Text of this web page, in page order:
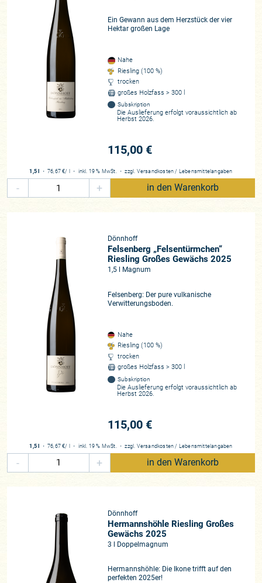
Ein Gewann aus dem Herzstück der vier
Hektar großen Lage
Nahe
Riesling (100 %)
trocken
großes Holzfass > 300 l
Subskription
Die Auslieferung erfolgt voraussichtlich ab
Herbst 2026.
115,00 €
1,5 l ・ 76,67 €/ l ・ inkl. 19 % MwSt.・zzgl. Versandkosten / Lebensmittelangaben
- + in den Warenkorb
Dönnhoff
Felsenberg „Felsentürmchen“
Riesling Großes Gewächs 2025
1,5 l Magnum
Felsenberg: Der pure vulkanische
Verwitterungsboden.
Nahe
Riesling (100 %)
trocken
großes Holzfass > 300 l
Subskription
Die Auslieferung erfolgt voraussichtlich ab
Herbst 2026.
115,00 €
1,5 l ・ 76,67 €/ l ・ inkl. 19 % MwSt. ・zzgl. Versandkosten / Lebensmittelangaben
- + in den Warenkorb
Dönnhoff
Hermannshöhle Riesling Großes
Gewächs 2025
3 l Doppelmagnum
Hermannshöhle: Die Ikone trifft auf den
perfekten 2025er!